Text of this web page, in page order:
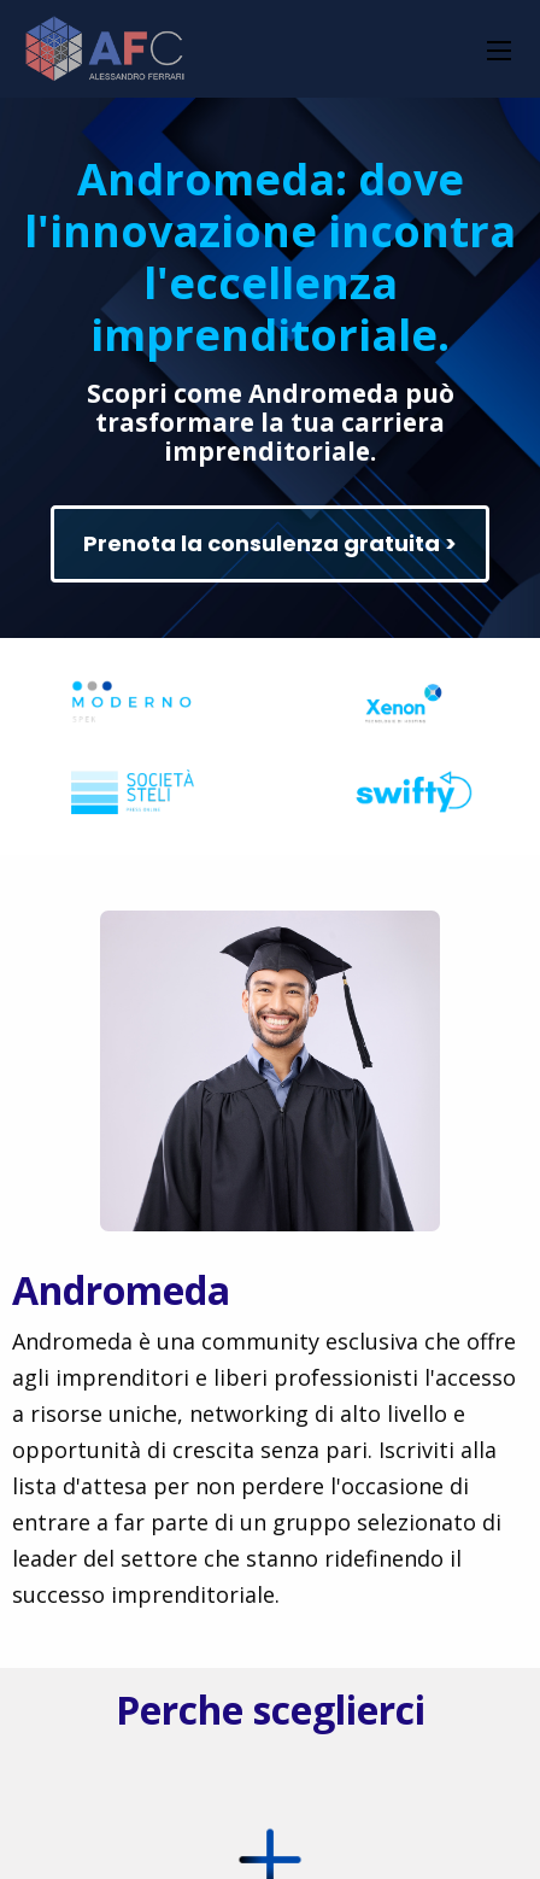
Andromeda: dove
l'innovazione incontra
l'eccellenza
imprenditoriale.
Scopri come Andromeda può
trasformare la tua carriera
imprenditoriale.
Prenota la consulenza gratuita >
Andromeda
Andromeda è una community esclusiva che offre
agli imprenditori e liberi professionisti l'accesso
a risorse uniche, networking di alto livello e
opportunità di crescita senza pari. Iscriviti alla
lista d'attesa per non perdere l'occasione di
entrare a far parte di un gruppo selezionato di
leader del settore che stanno ridefinendo il
successo imprenditoriale.
Perche sceglierci